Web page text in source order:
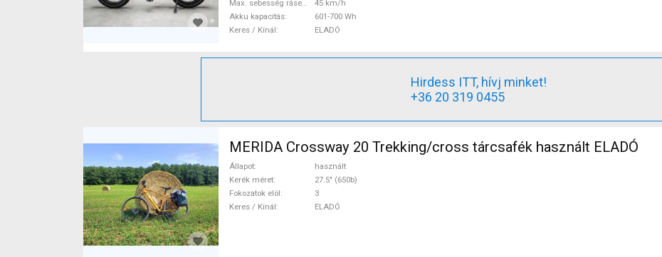
Max. sebesség rásegítéssel
45 km/h
Akku kapacitás
601-700 Wh
Keres / Kínál
ELADÓ
Hirdess ITT, hívj minket!
+36 20 319 0455
MERIDA Crossway 20 Trekking/cross tárcsafék használt ELADÓ
Állapot
használt
Kerék méret
27.5" (650b)
Fokozatok elöl
3
Keres / Kínál
ELADÓ